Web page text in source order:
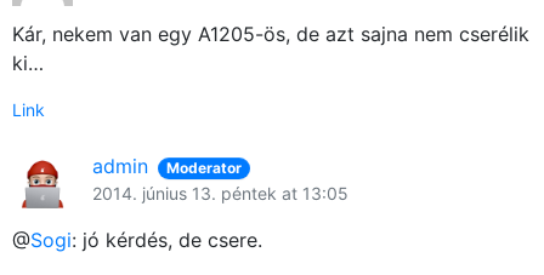
Kár, nekem van egy A1205-ös, de azt sajna nem cserélik
ki…
Link
admin Moderator
2014. június 13. péntek at 13:05
@Sogi: jó kérdés, de csere.